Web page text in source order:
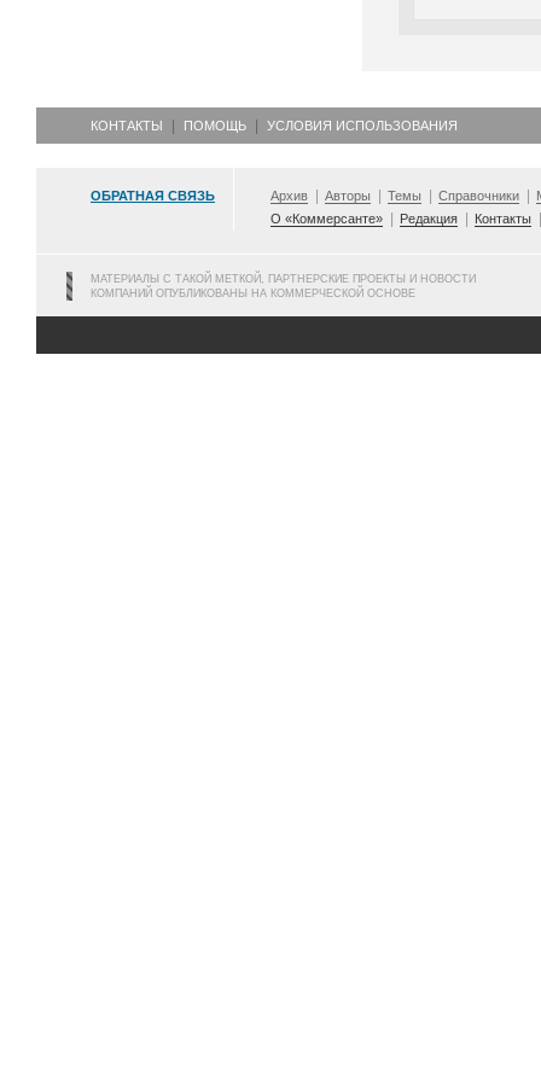
КОНТАКТЫ ПОМОЩЬ УСЛОВИЯ ИСПОЛЬЗОВАНИЯ
ОБРАТНАЯ СВЯЗЬ Архив Авторы Темы Справочники
О «Коммерсанте»
Редакция Контакты
МАТЕРИАЛЫ С ТАКОЙ МЕТКОЙ, ПАРТНЕРСКИЕ ПРОЕКТЫ И НОВОСТИ
КОМПАНИЙ ОПУБЛИКОВАНЫ НА КОММЕРЧЕСКОЙ ОСНОВЕ